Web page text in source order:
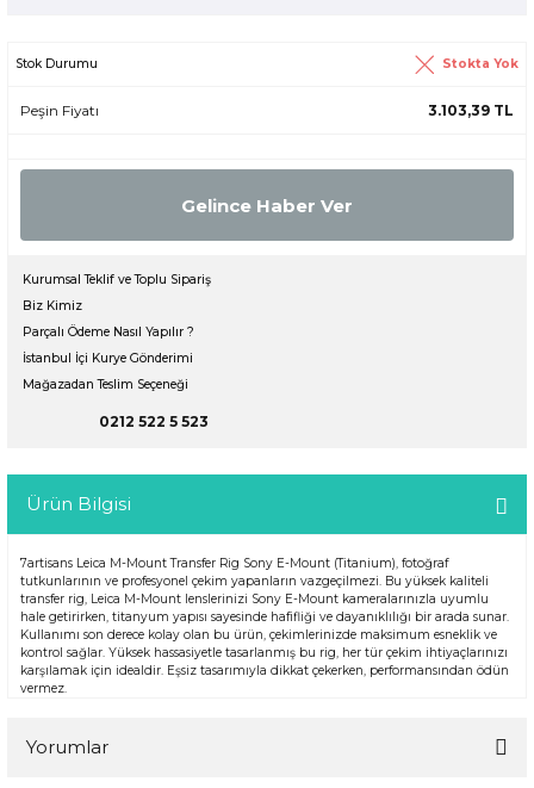
Stok Durumu Stokta Yok
Peşin Fiyatı 3.103,39 TL
Gelince Haber Ver
Kurumsal Teklif ve Toplu Sipariş
Biz Kimiz
Parçalı Ödeme Nasıl Yapılır ?
İstanbul İçi Kurye Gönderimi
Mağazadan Teslim Seçeneği
0212 522 5 523
Ürün Bilgisi
7artisans Leica M-Mount Transfer Rig Sony E-Mount (Titanium), fotoğraf
tutkunlarının ve profesyonel çekim yapanların vazgeçilmezi. Bu yüksek kaliteli
transfer rig, Leica M-Mount lenslerinizi Sony E-Mount kameralarınızla uyumlu
hale getirirken, titanyum yapısı sayesinde hafifliği ve dayanıklılığı bir arada sunar.
Kullanımı son derece kolay olan bu ürün, çekimlerinizde maksimum esneklik ve
kontrol sağlar. Yüksek hassasiyetle tasarlanmış bu rig, her tür çekim ihtiyaçlarınızı
karşılamak için idealdir. Eşsiz tasarımıyla dikkat çekerken, performansından ödün
vermez.
Yorumlar